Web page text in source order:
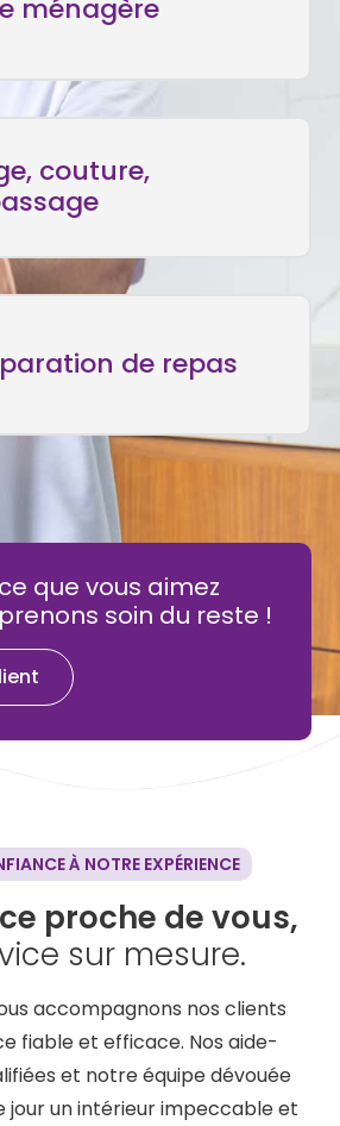
ménagère
couture,
de repas
que vous aimez
soin du reste !
À NOTRE EXPÉRIENCE
proche de vous,
sur mesure.
accompagnons nos clients
fiable et efficace. Nos aide-
et notre équipe dévouée
jour un intérieur impeccable et